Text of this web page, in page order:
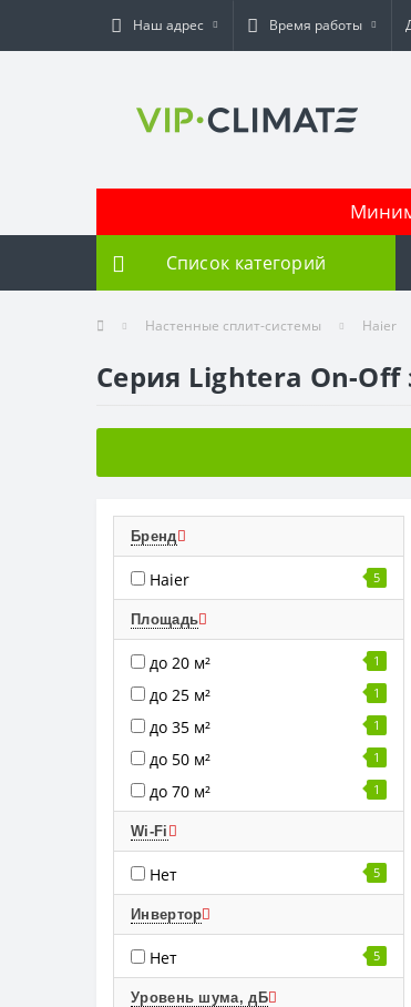
Наш адрес Время работы
Список категорий
Настенные сплит-системы Haier
Серия Lightera On-Off
Бренд
Haier 5
Площадь
до 20 м² 1
до 25 м² 1
до 35 м² 1
до 50 м² 1
до 70 м² 1
Wi-Fi
Нет 5
Инвертор
Нет 5
Уровень шума, дБ